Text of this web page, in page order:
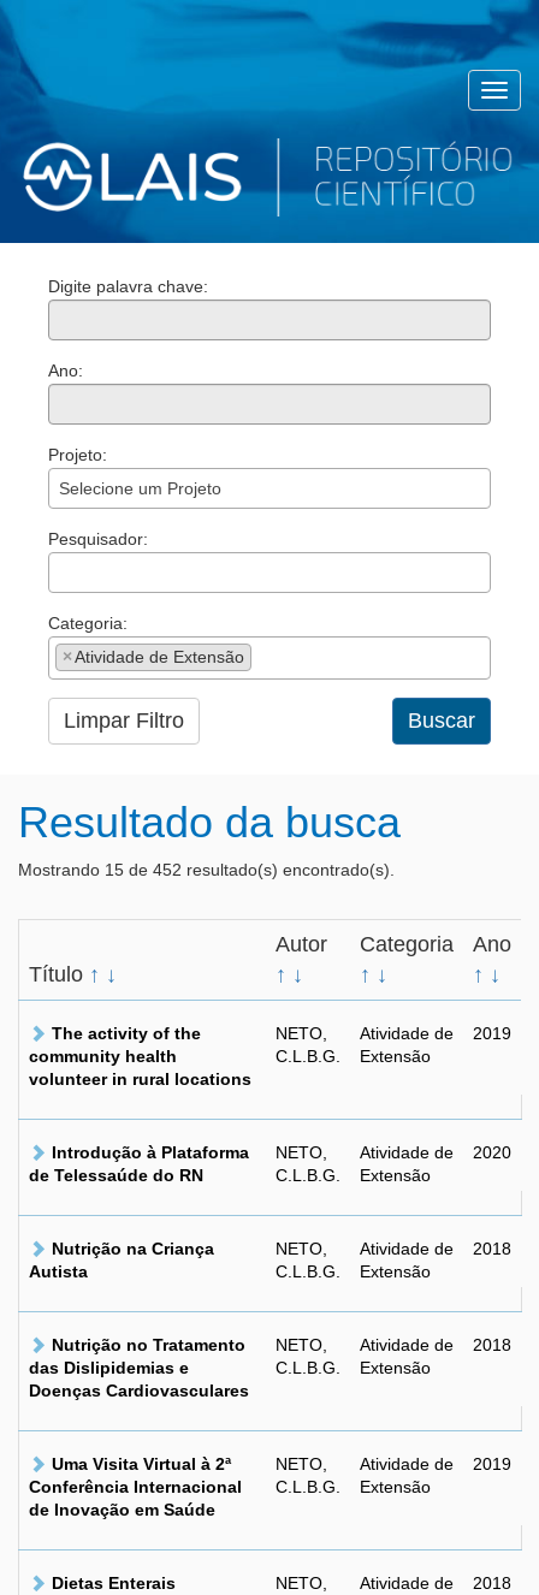
Digite palavra chave:
Ano:
Projeto:
Selecione um Projeto
Pesquisador:
Categoria:
×Atividade de Extensão
Limpar Filtro Buscar
Resultado da busca
Mostrando 15 de 452 resultado(s) encontrado(s).
Título ↑ ↓
Autor
↑ ↓
Categoria
↑ ↓
Ano
↑ ↓
The activity of the
community health
volunteer in rural locations
NETO,
C.L.B.G.
Atividade de
Extensão
2019
Introdução à Plataforma
de Telessaúde do RN
NETO,
C.L.B.G.
Atividade de
Extensão
2020
Nutrição na Criança
Autista
NETO,
C.L.B.G.
Atividade de
Extensão
2018
Nutrição no Tratamento
das Dislipidemias e
Doenças Cardiovasculares
NETO,
C.L.B.G.
Atividade de
Extensão
2018
Uma Visita Virtual à 2ª
Conferência Internacional
de Inovação em Saúde
NETO,
C.L.B.G.
Atividade de
Extensão
2019
Dietas Enterais
NETO,
Atividade de
2018